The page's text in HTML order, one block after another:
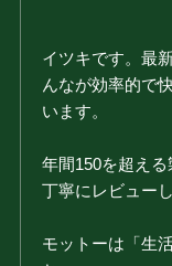
イツキです。最
んなが効率的で
います。
年間150を超え
丁寧にレビュー
モットーは「生